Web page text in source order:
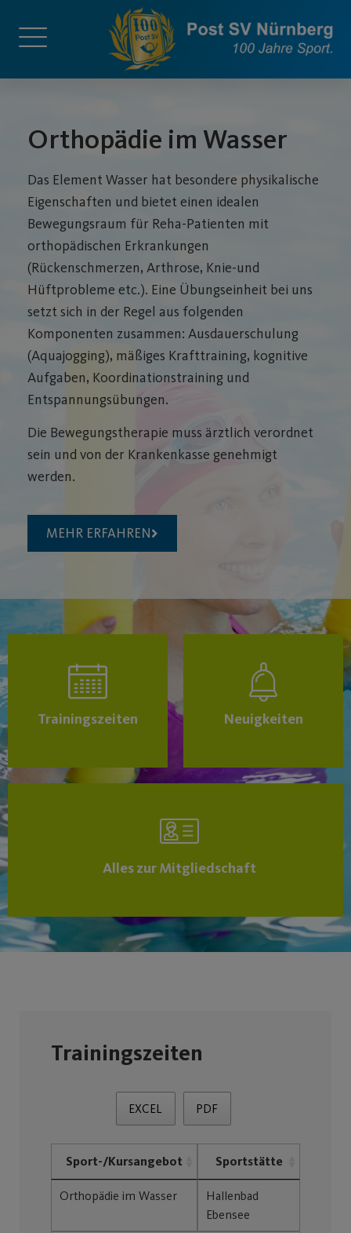
Orthopädie im Wasser
Das Element Wasser hat besondere physikalische
Eigenschaften und bietet einen idealen
Bewegungsraum für Reha-Patienten mit
orthopädischen Erkrankungen
(Rückenschmerzen, Arthrose, Knie-und
Hüftprobleme etc.). Eine Übungseinheit bei uns
setzt sich in der Regel aus folgenden
Komponenten zusammen: Ausdauerschulung
(Aquajogging), mäßiges Krafttraining, kognitive
Aufgaben, Koordinationstraining und
Entspannungsübungen.
Die Bewegungstherapie muss ärztlich verordnet
sein und von der Krankenkasse genehmigt
werden.
MEHR ERFAHREN
Trainingszeiten Neuigkeiten
Alles zur Mitgliedschaft
Trainingszeiten
EXCEL PDF
Sport-/Kursangebot Sportstätte
Orthopädie im Wasser
Hallenbad
Ebensee